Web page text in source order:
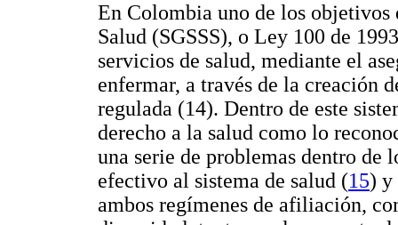
En Colombia uno de los objetivos
Salud (SGSSS), o Ley 100 de
servicios de salud, mediante el
enfermar, a través de la creación
regulada (14). Dentro de este
derecho a la salud como lo
una serie de problemas dentro de
efectivo al sistema de salud (15) y
ambos regímenes de afiliación,